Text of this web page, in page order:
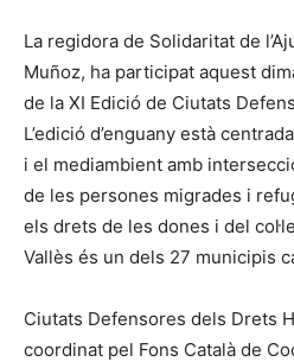
La regidora de Solidaritat de
Muñoz, ha participat aquest
de la XI Edició de Ciutats
L’edició d’enguany està
i el mediambient amb
de les persones migrades i
els drets de les dones i del
Vallès és un dels 27 municipis
Ciutats Defensores dels Drets
coordinat pel Fons Català de